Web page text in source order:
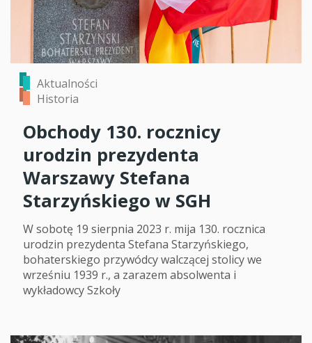
Aktualności
Historia
Obchody 130. rocznicy
urodzin prezydenta
Warszawy Stefana
Starzyńskiego w SGH
W sobotę 19 sierpnia 2023 r. mija 130. rocznica
urodzin prezydenta Stefana Starzyńskiego,
bohaterskiego przywódcy walczącej stolicy we
wrześniu 1939 r., a zarazem absolwenta i
wykładowcy Szkoły